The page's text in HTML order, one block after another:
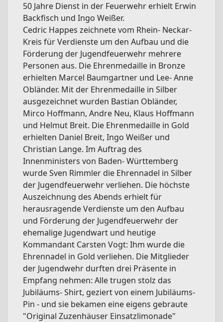
50 Jahre Dienst in der Feuerwehr erhielt Erwin
Backfisch und Ingo Weißer.
Cedric Happes zeichnete vom Rhein- Neckar-
Kreis für Verdienste um den Aufbau und die
Förderung der Jugendfeuerwehr mehrere
Personen aus. Die Ehrenmedaille in Bronze
erhielten Marcel Baumgartner und Lee- Anne
Obländer. Mit der Ehrenmedaille in Silber
ausgezeichnet wurden Bastian Obländer,
Mirco Hoffmann, Andre Neu, Klaus Hoffmann
und Helmut Breit. Die Ehrenmedaille in Gold
erhielten Daniel Breit, Ingo Weißer und
Christian Lange. Im Auftrag des
Innenministers von Baden- Württemberg
wurde Sven Rimmler die Ehrennadel in Silber
der Jugendfeuerwehr verliehen. Die höchste
Auszeichnung des Abends erhielt für
herausragende Verdienste um den Aufbau
und Förderung der Jugendfeuerwehr der
ehemalige Jugendwart und heutige
Kommandant Carsten Vogt: Ihm wurde die
Ehrennadel in Gold verliehen. Die Mitglieder
der Jugendwehr durften drei Präsente in
Empfang nehmen: Alle trugen stolz das
Jubiläums- Shirt, geziert von einem Jubiläums-
Pin - und sie bekamen eine eigens gebraute
"Original Zuzenhäuser Einsatzlimonade"